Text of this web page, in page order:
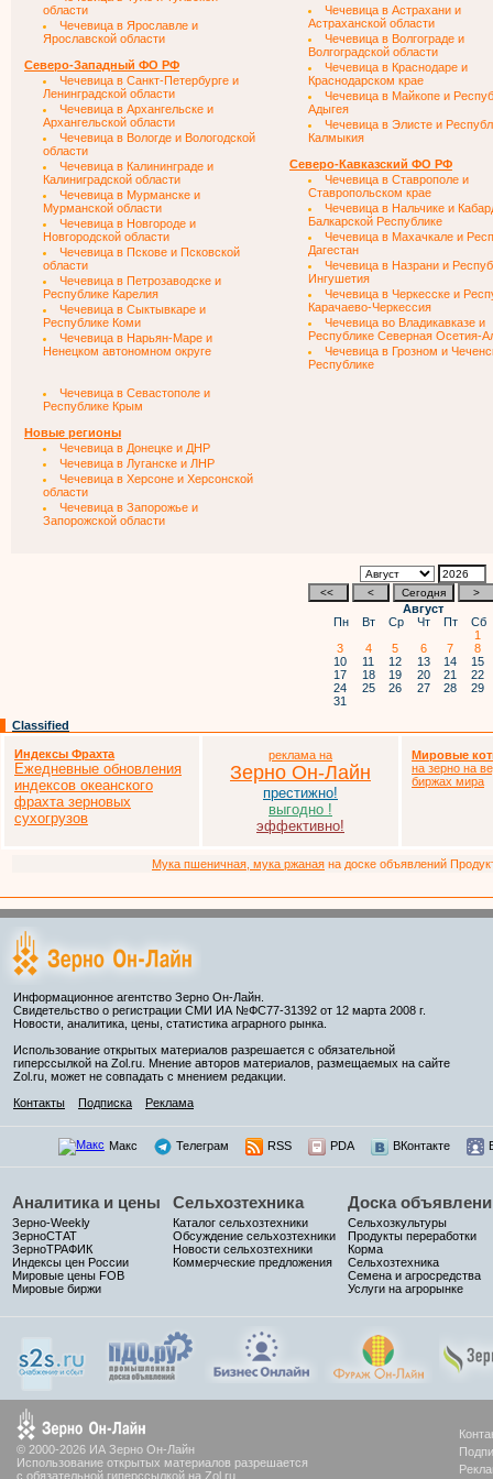
области
Чечевица в Ярославле и
Ярославской области
Северо-Западный ФО РФ
Чечевица в Санкт-Петербурге и
Ленинградской области
Чечевица в Архангельске и
Архангельской области
Чечевица в Вологде и Вологодской
области
Чечевица в Калининграде и
Калиниградской области
Чечевица в Мурманске и
Мурманской области
Чечевица в Новгороде и
Новгородской области
Чечевица в Пскове и Псковской
области
Чечевица в Петрозаводске и
Республике Карелия
Чечевица в Сыктывкаре и
Республике Коми
Чечевица в Нарьян-Маре и
Ненецком автономном округе
Чечевица в Севастополе и
Республике Крым
Новые регионы
Чечевица в Донецке и ДНР
Чечевица в Луганске и ЛНР
Чечевица в Херсоне и Херсонской
области
Чечевица в Запорожье и
Запорожской области
Чечевица в Астрахани и
Астраханской области
Чечевица в Волгограде и
Волгоградской области
Чечевица в Краснодаре и
Краснодарском крае
Чечевица в Майкопе и
Адыгея
Чечевица в Элисте и
Калмыкия
Северо-Кавказский ФО РФ
Чечевица в Ставрополе и
Ставропольском крае
Чечевица в Нальчике и
Балкарской Республике
Чечевица в Махачкале и
Дагестан
Чечевица в Назрани и
Ингушетия
Чечевица в Черкесске и
Карачаево-Черкессия
Чечевица во Владикавказе и
Республике Северная Осетия-
Чечевица в Грозном и
Республике
Август
Пн
Вт Ср Чт Пт Сб
1
3
4 5 6 7
8
10
11 12 13 14 15
17
18 19 20 21 22
24
25 26 27 28 29
31
Classified
Индексы Фрахта
Ежедневные обновления
индексов океанского
фрахта зерновых
сухогрузов
реклама на
Зерно Он-Лайн
престижно!
выгодно !
эффективно!
Мировые
на зерно на
биржах мира
Мука пшеничная, мука ржаная на доске объявлений
Информационное агентство Зерно Он-Лайн.
Свидетельство о регистрации СМИ ИА №ФС77-31392 от 12 марта 2008 г.
Новости, аналитика, цены, статистика аграрного рынка.
Использование открытых материалов разрешается с обязательной
гиперссылкой на Zol.ru. Мнение авторов материалов, размещаемых на сайте
Zol.ru, может не совпадать с мнением редакции.
Контакты
Подписка Реклама
Макс Телеграм RSS PDA ВКонтакте
Аналитика и цены
Зерно-Weekly
ЗерноСТАТ
ЗерноТРАФИК
Индексы цен России
Мировые цены FOB
Мировые биржи
Сельхозтехника
Каталог сельхозтехники
Обсуждение сельхозтехники
Новости сельхозтехники
Коммерческие предложения
Доска
Сельхозкультуры
Продукты переработки
Корма
Сельхозтехника
Семена и агросредства
Услуги на агрорынке
© 2000-2026 ИА Зерно Он-Лайн
Использование открытых материалов разрешается
с обязательной гиперссылкой на Zol.ru